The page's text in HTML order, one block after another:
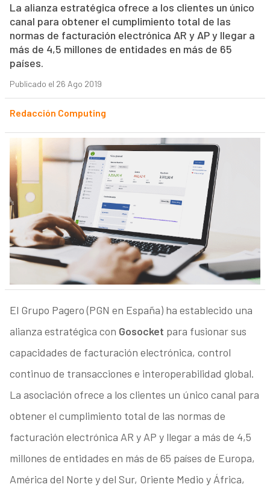
La alianza estratégica ofrece a los clientes un único
canal para obtener el cumplimiento total de las
normas de facturación electrónica AR y AP y llegar a
más de 4,5 millones de entidades en más de 65
países.
Publicado el 26 Ago 2019
Redacción Computing
El Grupo Pagero (PGN en España) ha establecido una
alianza estratégica con Gosocket para fusionar sus
capacidades de facturación electrónica, control
continuo de transacciones e interoperabilidad global.
La asociación ofrece a los clientes un único canal para
obtener el cumplimiento total de las normas de
facturación electrónica AR y AP y llegar a más de 4,5
millones de entidades en más de 65 países de Europa,
América del Norte y del Sur, Oriente Medio y África,